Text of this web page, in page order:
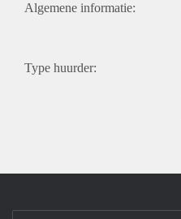
Algemene informatie:
Type huurder: